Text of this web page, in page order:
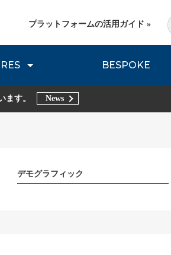
REPORT TRIBE REPORTS
Method
BESPOKE
プラットフォームの活用ガイド »
ます。 News
デモグラフィック